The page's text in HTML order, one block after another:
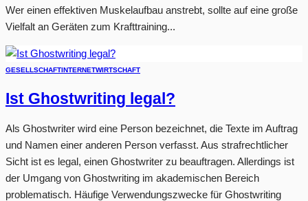
Wer einen effektiven Muskelaufbau anstrebt, sollte auf eine große
Vielfalt an Geräten zum Krafttraining...
GESELLSCHAFTINTERNETWIRTSCHAFT
Ist Ghostwriting legal?
Als Ghostwriter wird eine Person bezeichnet, die Texte im Auftrag
und Namen einer anderen Person verfasst. Aus strafrechtlicher
Sicht ist es legal, einen Ghostwriter zu beauftragen. Allerdings ist
der Umgang von Ghostwriting im akademischen Bereich
problematisch. Häufige Verwendungszwecke für Ghostwriting